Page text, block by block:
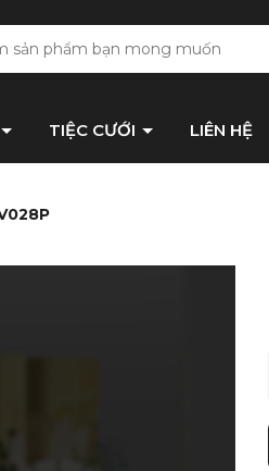
TIỆC CƯỚI LIÊN HỆ